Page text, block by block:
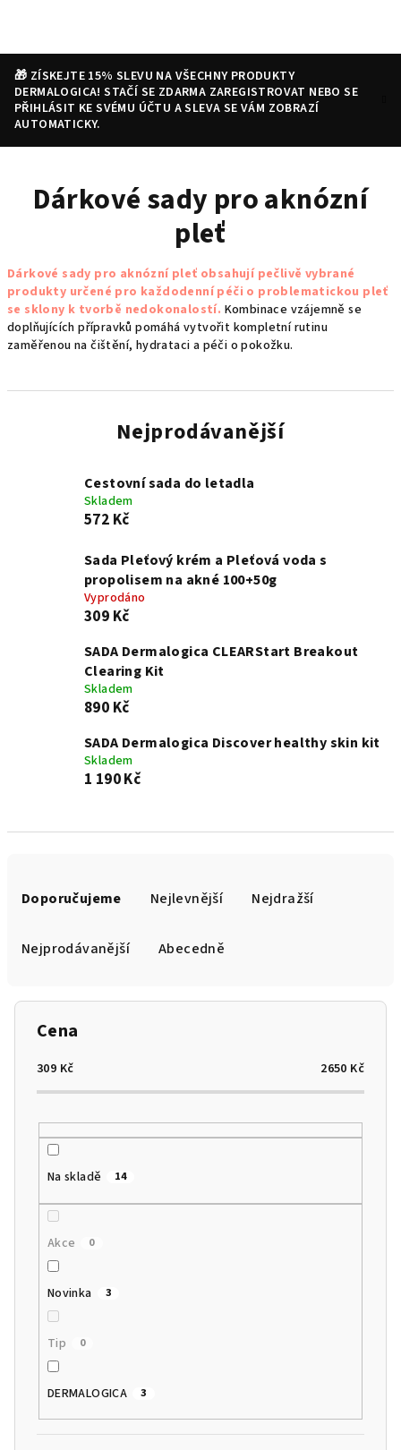
🎁 ZÍSKEJTE 15% SLEVU NA VŠECHNY PRODUKTY
DERMALOGICA! STAČÍ SE ZDARMA ZAREGISTROVAT NEBO SE
PŘIHLÁSIT KE SVÉMU ÚČTU A SLEVA SE VÁM ZOBRAZÍ
AUTOMATICKY.
HledatPřihlášeníNákupní
košík
Dárkové sady pro aknózní
pleť
Dárkové sady pro aknózní pleť obsahují pečlivě vybrané
produkty určené pro každodenní péči o problematickou pleť
se sklony k tvorbě nedokonalostí. Kombinace vzájemně se
doplňujících přípravků pomáhá vytvořit kompletní rutinu
zaměřenou na čištění, hydrataci a péči o pokožku.
Nejprodávanější
Cestovní sada do letadla
Skladem
572 Kč
Sada Pleťový krém a Pleťová voda s
propolisem na akné 100+50g
Vyprodáno
309 Kč
SADA Dermalogica CLEARStart Breakout
Clearing Kit
Skladem
890 Kč
SADA Dermalogica Discover healthy skin kit
Skladem
1 190 Kč
Doporučujeme Nejlevnější Nejdražší
Nejprodávanější Abecedně
Cena
309 Kč 2650 Kč
Na skladě 14
Akce 0
Novinka 3
Tip 0
DERMALOGICA 3